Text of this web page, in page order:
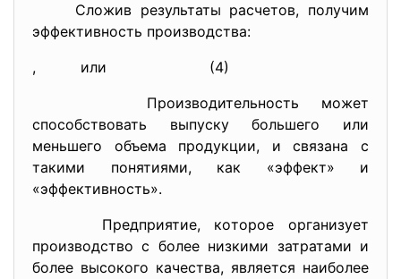
Сложив результаты расчетов, получим
эффективность производства:
, или
(4)
Производительность может
способствовать выпуску большего или
меньшего объема продукции, и связана с
такими понятиями, как «эффект» и
«эффективность».
Предприятие, которое организует
производство с более низкими затратами и
более высокого качества, является наиболее